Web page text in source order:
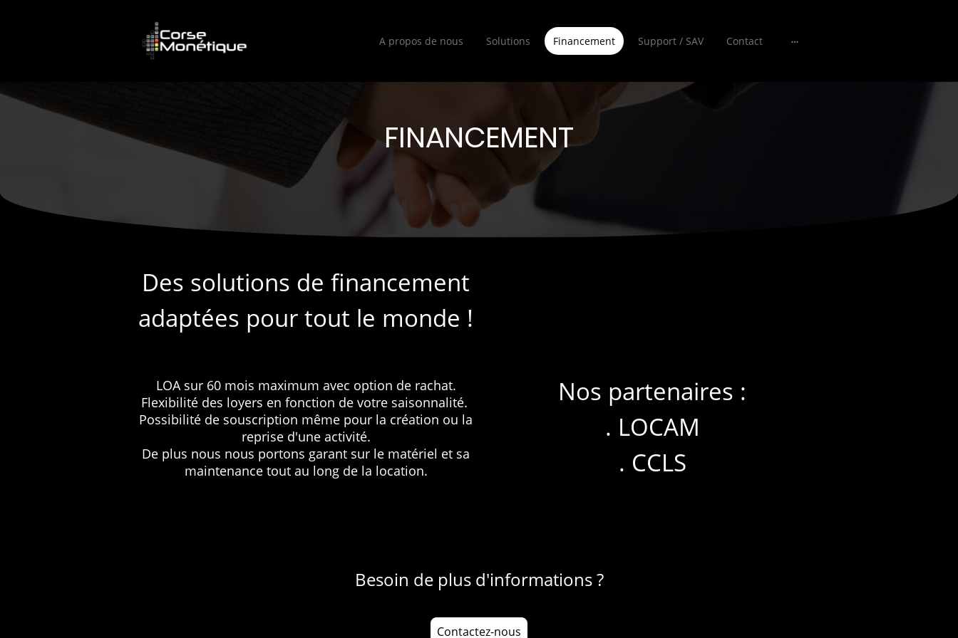
A propos de nous Solutions Financement Support / SAV Contact
FINANCEMENT
Des solutions de financement
adaptées pour tout le monde !
LOA sur 60 mois maximum avec option de rachat.
Flexibilité des loyers en fonction de votre saisonnalité.
Possibilité de souscription même pour la création ou la
reprise d'une activité.
De plus nous nous portons garant sur le matériel et sa
maintenance tout au long de la location.
Contactez-nous
Nos partenaires :
. LOCAM
. CCLS
Besoin de plus d'informations ?